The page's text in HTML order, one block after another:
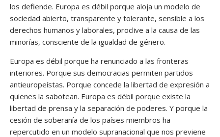
los defiende. Europa es débil porque aloja un modelo de
sociedad abierto, transparente y tolerante, sensible a los
derechos humanos y laborales, proclive a la causa de las
minorías, consciente de la igualdad de género.
Europa es débil porque ha renunciado a las fronteras
interiores. Porque sus democracias permiten partidos
antieuropeístas. Porque concede la libertad de expresión a
quienes la sabotean. Europa es débil porque existe la
libertad de prensa y la separación de poderes. Y porque la
cesión de soberanía de los países miembros ha
repercutido en un modelo supranacional que nos previene